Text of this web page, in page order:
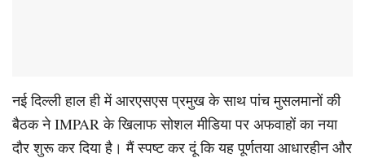
नई दिल्ली हाल ही में आरएसएस प्रमुख के साथ पांच मुसलमानों की
बैठक ने IMPAR के खिलाफ सोशल मीडिया पर अफवाहों का नया
दौर शुरू कर दिया है। मैं स्पष्ट कर दूं कि यह पूर्णतया आधारहीन और